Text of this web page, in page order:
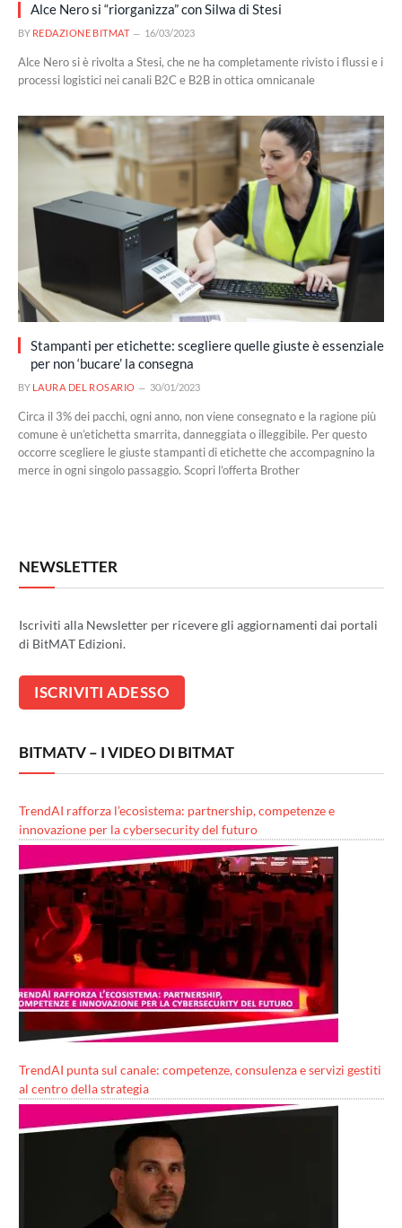
Alce Nero si “riorganizza” con Silwa di Stesi
BY REDAZIONE BITMAT 16/03/2023
Alce Nero si è rivolta a Stesi, che ne ha completamente rivisto i flussi e i
processi logistici nei canali B2C e B2B in ottica omnicanale
Stampanti per etichette: scegliere quelle giuste è essenziale
per non ‘bucare’ la consegna
BY LAURA DEL ROSARIO 30/01/2023
Circa il 3% dei pacchi, ogni anno, non viene consegnato e la ragione più
comune è un’etichetta smarrita, danneggiata o illeggibile. Per questo
occorre scegliere le giuste stampanti di etichette che accompagnino la
merce in ogni singolo passaggio. Scopri l’offerta Brother
NEWSLETTER
Iscriviti alla Newsletter per ricevere gli aggiornamenti dai portali
di BitMAT Edizioni.
BITMATV – I VIDEO DI BITMAT
TrendAI rafforza l’ecosistema: partnership, competenze e
innovazione per la cybersecurity del futuro
TrendAI punta sul canale: competenze, consulenza e servizi gestiti
al centro della strategia